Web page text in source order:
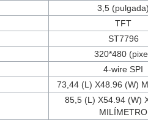
3,5 (pulgada)
TFT
ST7796
320*480
4-wire SPI
73,44 (L) X48.96 (W)
85,5 (L) X54.94 (W)
MILÍMETRO